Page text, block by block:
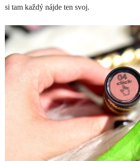
si tam každý nájde ten svoj.